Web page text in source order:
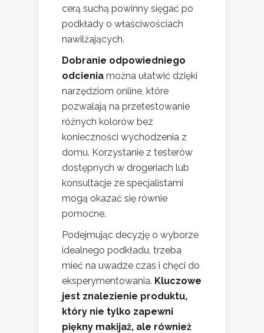
cerą suchą powinny sięgać po
podkłady o właściwościach
nawilżających.
Dobranie odpowiedniego
odcienia można ułatwić dzięki
narzędziom online, które
pozwalają na przetestowanie
różnych kolorów bez
konieczności wychodzenia z
domu. Korzystanie z testerów
dostępnych w drogeriach lub
konsultacje ze specjalistami
mogą okazać się równie
pomocne.
Podejmując decyzję o wyborze
idealnego podkładu, trzeba
mieć na uwadze czas i chęci do
eksperymentowania. Kluczowe
jest znalezienie produktu,
który nie tylko zapewni
piękny makijaż, ale również